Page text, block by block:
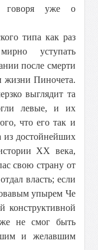
говоря уже о
типа как раз
уступать
после смерти
жизни Пиночета.
выглядит та
левые, и их
что его так и
из достойнейших
ХХ века,
свою страну от
власть; если
упырем Че
конструктивной
не смог быть
и желавшим